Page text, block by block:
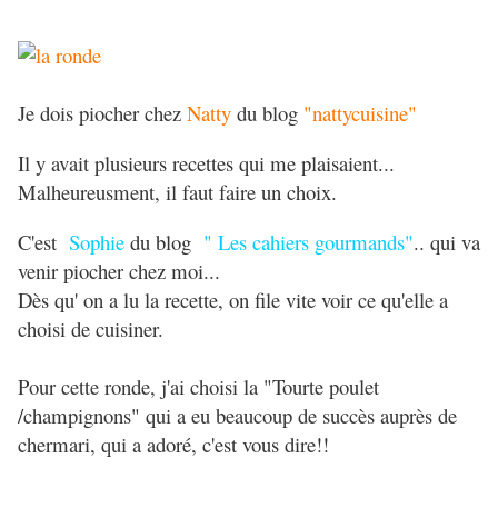
Je dois piocher chez Natty du blog "nattycuisine"
Il y avait plusieurs recettes qui me plaisaient...
Malheureusment, il faut faire un choix.
C'est Sophie du blog " Les cahiers gourmands".. qui va
venir piocher chez moi...
Dès qu' on a lu la recette, on file vite voir ce qu'elle a
choisi de cuisiner.
Pour cette ronde, j'ai choisi la "Tourte poulet
/champignons" qui a eu beaucoup de succès auprès de
chermari, qui a adoré, c'est vous dire!!